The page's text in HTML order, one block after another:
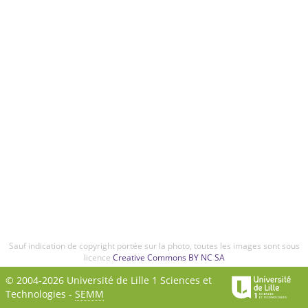
Sauf indication de copyright portée sur la photo, toutes les images sont sous
licence Creative Commons BY NC SA
© 2004-2026 Université de Lille 1 Sciences et
Technologies - SEMM